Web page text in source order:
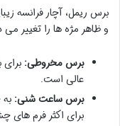
برس ریمل، آچار فرانسه
و ظاهر مژه ها را تغییر
برس مخروطی:
عالی است.
برس ساعت شنی:
برای اکثر فرم